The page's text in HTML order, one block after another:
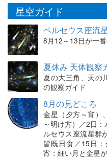
星空ガイド
ペルセウス座流
8月12～13日が一
夏休み 天体観察
夏の大三角、天の
の観察ガイド
8月の見どころ
金星（夕方～宵）
～明け方）／2日
ルセウス座流星群
皆既日食／15日
宵：細い月と金星